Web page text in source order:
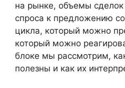
на рынке, объемы
спроса к предложению
цикла, который можно
который можно
блоке мы рассмотрим,
полезны и как их